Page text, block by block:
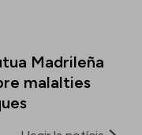
Madrileña
malalties